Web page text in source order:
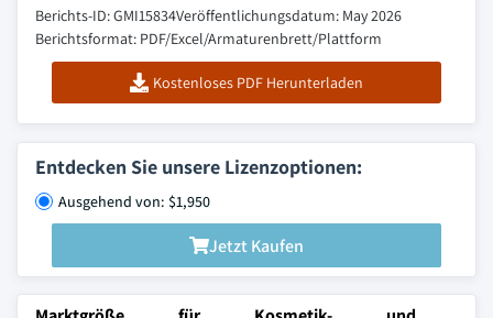
Berichts-ID: GMI15834Veröffentlichungsdatum: May 2026
Berichtsformat: PDF/Excel/Armaturenbrett/Plattform
Kostenloses PDF Herunterladen
Entdecken Sie unsere Lizenzoptionen:
Ausgehend von: $1,950
Jetzt Kaufen